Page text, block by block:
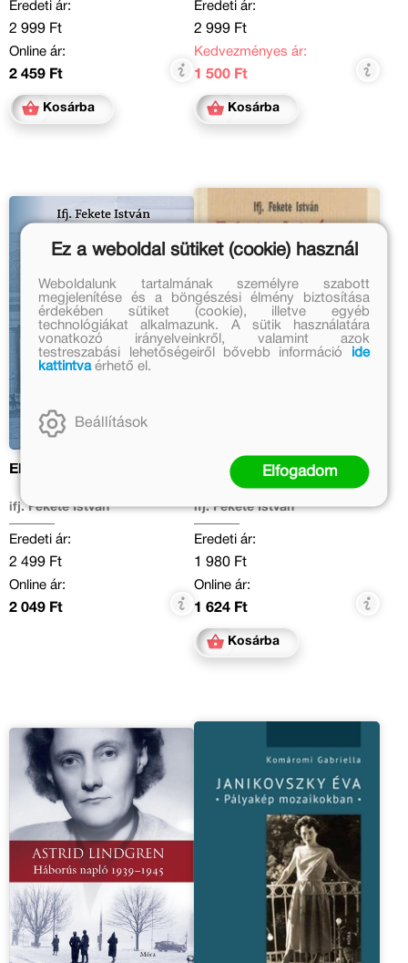
Eredeti ár:
2 999 Ft
Online ár:
2 459 Ft
Kosárba
Eredeti ár:
2 999 Ft
Kedvezményes ár:
1 500 Ft
Kosárba
Elindultam...
ifj. Fekete István
Eredeti ár:
2 499 Ft
Online ár:
2 049 Ft
Fekete Istvánra
emlékezve...
ifj. Fekete István
Eredeti ár:
1 980 Ft
Online ár:
1 624 Ft
Kosárba
Ez a weboldal sütiket (cookie) használ
Weboldalunk tartalmának személyre szabott
megjelenítése és a böngészési élmény biztosítása
érdekében sütiket (cookie), illetve egyéb
technológiákat alkalmazunk. A sütik használatára
vonatkozó irányelveinkről, valamint azok
testreszabási lehetőségeiről bővebb információ
ide
kattintvaérhető el.
Beállítások
Elfogadom